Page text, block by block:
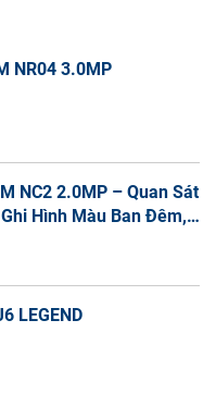
NR04 3.0MP
NC2 2.0MP – Quan Sát
Hình Màu Ban Đêm,
LEGEND